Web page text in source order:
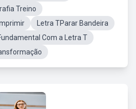
Treino
Letra TParar Bandeira
Com a Letra T